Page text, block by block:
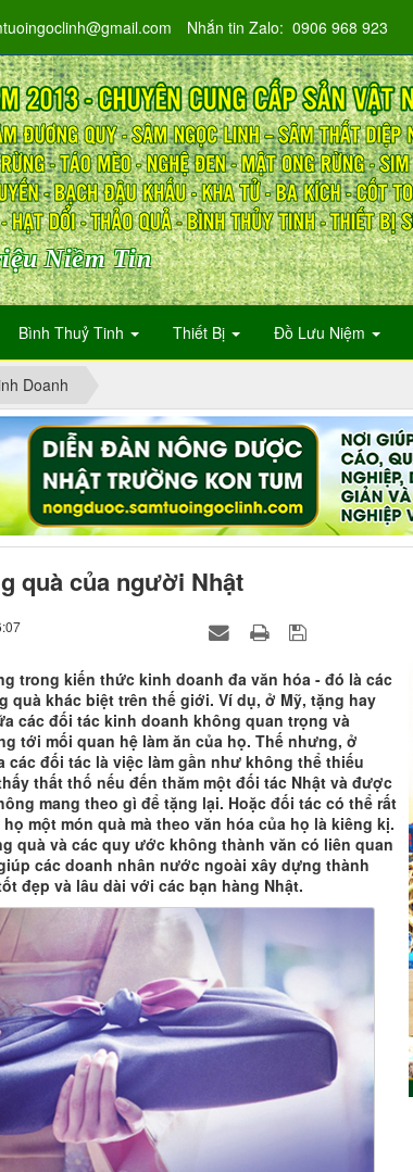
Niềm Tin
Bình Thuỷ Tinh Thiết Bị Đồ Lưu Niệm
Nhắn tin Zalo: 0906 968 923
Doanh
quà của người Nhật
trong kiến thức kinh doanh đa văn hóa - đó là các
quà khác biệt trên thế giới. Ví dụ, ở Mỹ, tặng hay
các đối tác kinh doanh không quan trọng và
tới mối quan hệ làm ăn của họ. Thế nhưng, ở
các đối tác là việc làm gần như không thể thiếu
thất thố nếu đến thăm một đối tác Nhật và được
mang theo gì để tặng lại. Hoặc đối tác có thể rất
một món quà mà theo văn hóa của họ là kiêng kị.
quà và các quy ước không thành văn có liên quan
các doanh nhân nước ngoài xây dựng thành
đẹp và lâu dài với các bạn hàng Nhật.